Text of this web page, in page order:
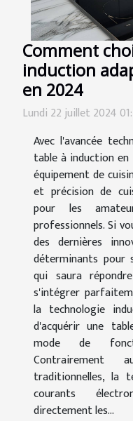
Comment
induction
en 2024
Lundi 22 juillet 2024
Avec l'avancée
table à induction en
équipement de
et précision de
pour les
professionnels. Si
des dernières
déterminants pour
qui saura
s'intégrer
la technologie
d'acquérir une
mode de
Contrairement
traditionnelles, la
courants
directement les...